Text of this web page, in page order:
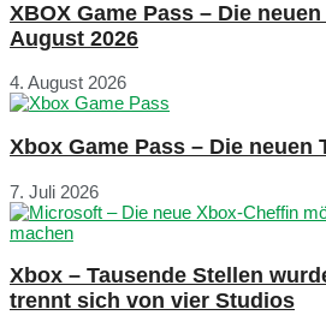
XBOX Game Pass – Die
August 2026
4. August 2026
Xbox Game Pass – Die neuen
7. Juli 2026
Xbox – Tausende Stellen
trennt sich von vier Studios